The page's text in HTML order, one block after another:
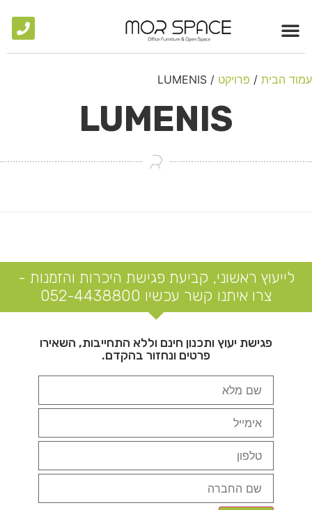
עמוד הבית / פרויקט / LUMENIS
LUMENIS
לייעוץ ראשוני, קביעת פגישת היכרות והזמנות -
צרו איתנו קשר עכשיו 052-4438800
פגישת יעוץ ותכנון חינם וללא התחייבות, השאירו
פרטים ונחזור בהקדם.